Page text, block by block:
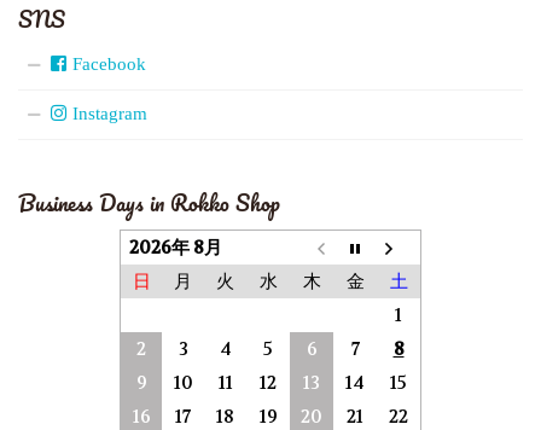
SNS
Facebook
Instagram
Business Days in Rokko Shop
2026年 8月
日 月 火 水 木 金 土
1
2
3 4 5 6 7
8
9
10 11 12 13 14
15
16
17 18 19 20 21
22